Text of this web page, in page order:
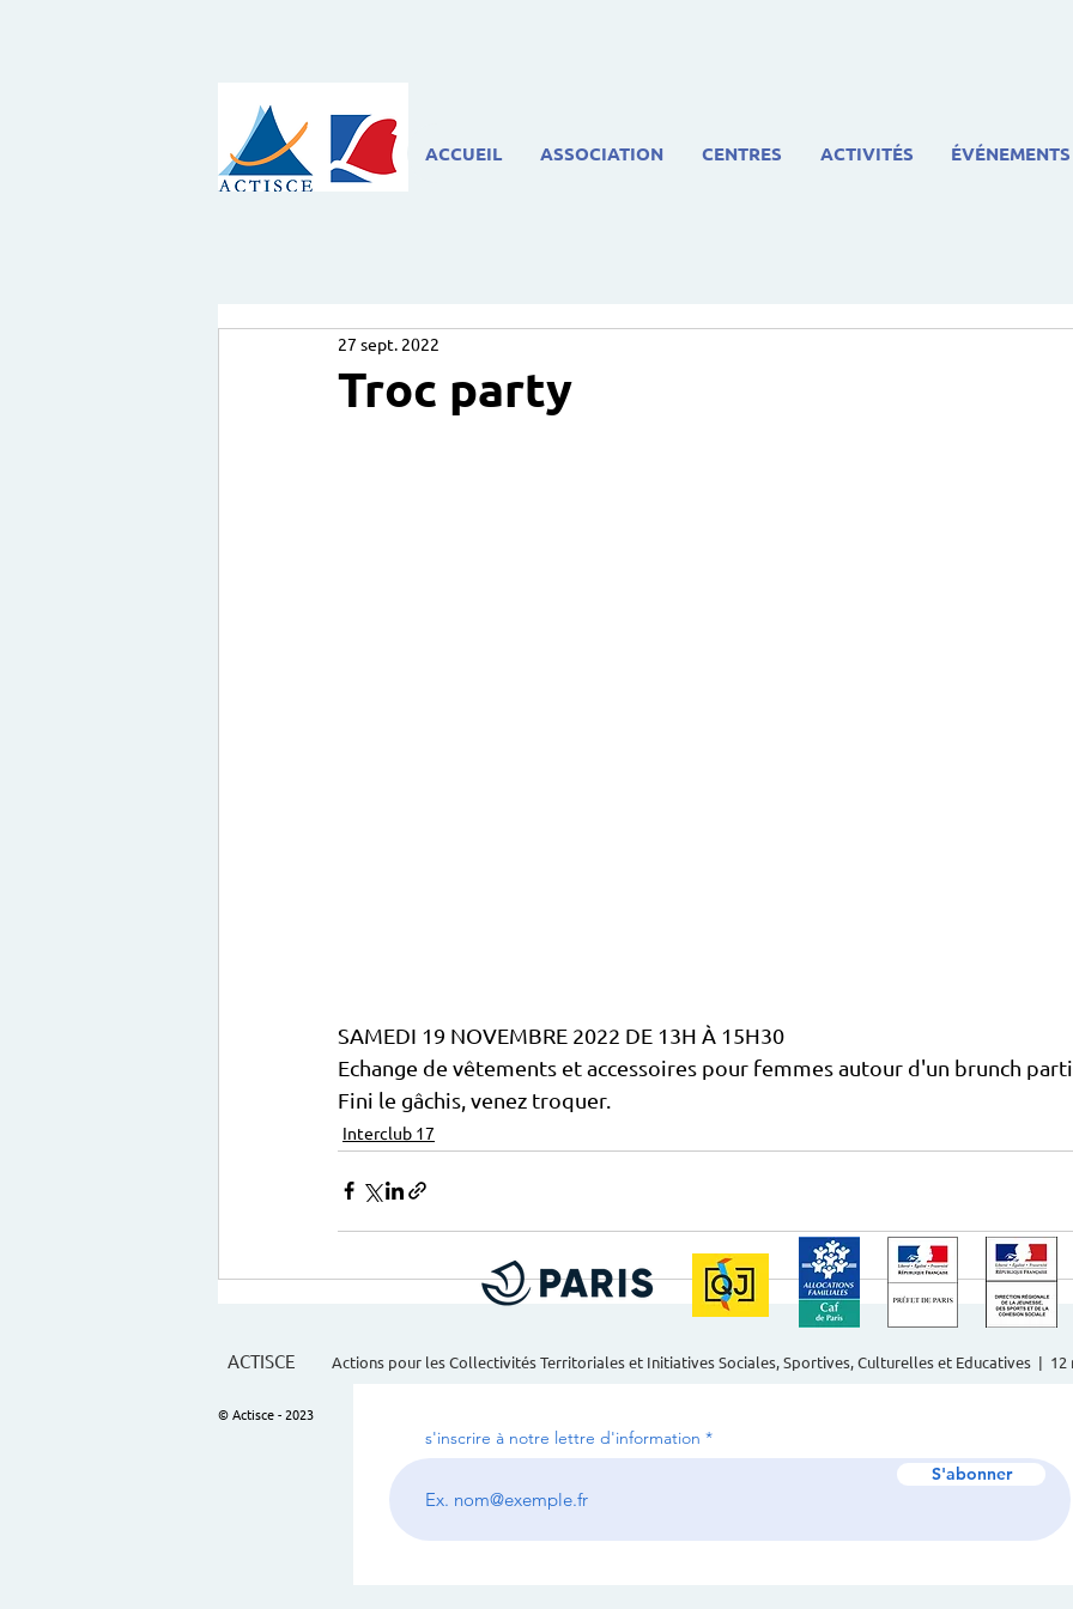
ACCUEIL ASSOCIATION CENTRES ACTIVITÉS ÉVÉNEMENTS
Troc party
27 sept. 2022
SAMEDI 19 NOVEMBRE 2022 DE 13H À 15H30
Echange de vêtements et accessoires pour femmes autour d'un brunch
Fini le gâchis, venez troquer.
Interclub 17
ACTISCE Actions pour les Collectivités Territoriales et Initiatives Sociales, Sportives, Culturelles et Educatives |
© Actisce - 2023
s'inscrire à notre lettre d'information
S'abonner